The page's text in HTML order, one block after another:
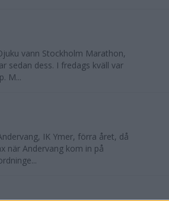
vann Stockholm Marathon,
sedan dess. I fredags kväll var
M...
IK Ymer, förra året, då
när Andervang kom in på